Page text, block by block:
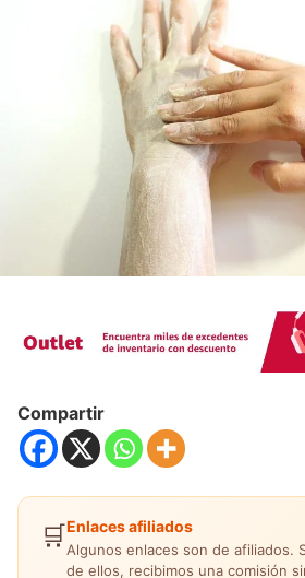
Compartir
🛒Enlaces afiliados
Algunos enlaces son de afiliados.
de ellos, recibimos una comisión